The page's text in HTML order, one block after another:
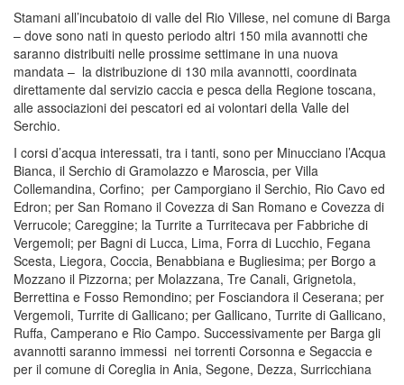
Stamani all’incubatoio di valle del Rio Villese, nel comune di Barga
– dove sono nati in questo periodo altri 150 mila avannotti che
saranno distribuiti nelle prossime settimane in una nuova
mandata – la distribuzione di 130 mila avannotti, coordinata
direttamente dal servizio caccia e pesca della Regione toscana,
alle associazioni dei pescatori ed ai volontari della Valle del
Serchio.
I corsi d’acqua interessati, tra i tanti, sono per Minucciano l’Acqua
Bianca, il Serchio di Gramolazzo e Maroscia, per Villa
Collemandina, Corfino; per Camporgiano il Serchio, Rio Cavo ed
Edron; per San Romano il Covezza di San Romano e Covezza di
Verrucole; Careggine; la Turrite a Turritecava per Fabbriche di
Vergemoli; per Bagni di Lucca, Lima, Forra di Lucchio, Fegana
Scesta, Liegora, Coccia, Benabbiana e Bugliesima; per Borgo a
Mozzano il Pizzorna; per Molazzana, Tre Canali, Grignetola,
Berrettina e Fosso Remondino; per Fosciandora il Ceserana; per
Vergemoli, Turrite di Gallicano; per Gallicano, Turrite di Gallicano,
Ruffa, Camperano e Rio Campo. Successivamente per Barga gli
avannotti saranno immessi nei torrenti Corsonna e Segaccia e
per il comune di Coreglia in Ania, Segone, Dezza, Surricchiana